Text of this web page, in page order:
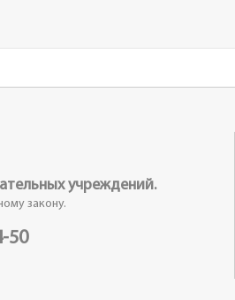
учреждений.
закону.
50